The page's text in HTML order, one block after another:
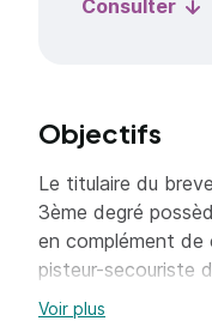
Consulter
Objectifs
Le titulaire du
3ème degré
en complément de
pisteur-secouriste
Voir plus